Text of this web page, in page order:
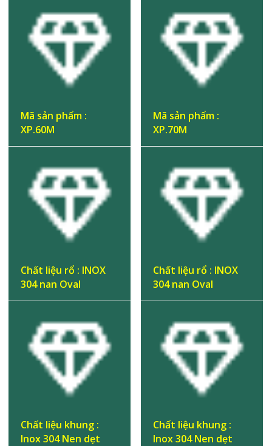
4.150.000 ₫.
2.905.000 ₫.
Mã sản phẩm :
XP.60M
Chất liệu rổ : INOX
304 nan Oval
Chất liệu khung :
Inox 304 Nen dẹt
4.250.000 ₫.
Mã sản phẩm :
XP.70M
Chất liệu rổ : INOX
304 nan Oval
Chất liệu khung :
Inox 304 Nen dẹt